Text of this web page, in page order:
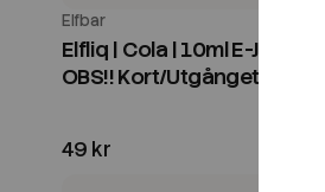
Elfbar
Elfliq | Cola | 10ml E-Juice |
OBS!! Kort/Utgånget Datum
49 kr